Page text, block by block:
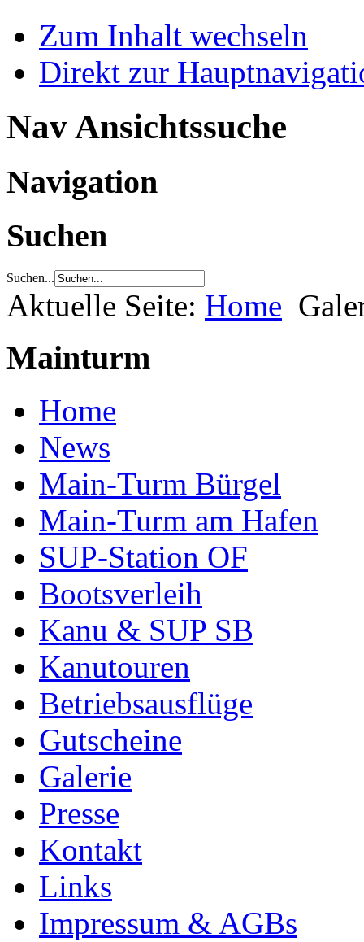
Zum Inhalt wechseln
Direkt zur
Nav Ansichtssuche
Navigation
Suchen
Suchen...
Aktuelle Seite: Home
Mainturm
Home
News
Main-Turm Bürgel
Main-Turm am Hafen
SUP-Station OF
Bootsverleih
Kanu & SUP SB
Kanutouren
Betriebsausflüge
Gutscheine
Galerie
Presse
Kontakt
Links
Impressum & AGBs